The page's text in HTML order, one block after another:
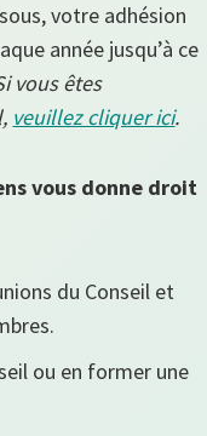
votre adhésion
année jusqu’à ce
vous êtes
veuillez cliquer ici.
vous donne droit
du Conseil et
ou en former une